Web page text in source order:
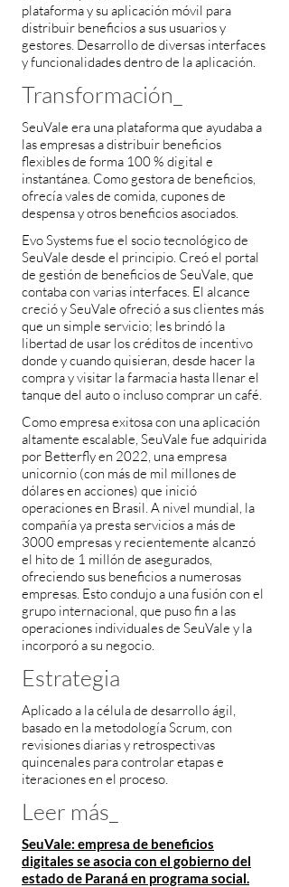
plataforma y su aplicación móvil para
distribuir beneficios a sus usuarios y
gestores. Desarrollo de diversas interfaces
y funcionalidades dentro de la aplicación.
Transformación_
SeuVale era una plataforma que ayudaba a
las empresas a distribuir beneficios
flexibles de forma 100 % digital e
instantánea. Como gestora de beneficios,
ofrecía vales de comida, cupones de
despensa y otros beneficios asociados.
Evo Systems fue el socio tecnológico de
SeuVale desde el principio. Creó el portal
de gestión de beneficios de SeuVale, que
contaba con varias interfaces. El alcance
creció y SeuVale ofreció a sus clientes más
que un simple servicio; les brindó la
libertad de usar los créditos de incentivo
donde y cuando quisieran, desde hacer la
compra y visitar la farmacia hasta llenar el
tanque del auto o incluso comprar un café.
Como empresa exitosa con una aplicación
altamente escalable, SeuVale fue adquirida
por Betterfly en 2022, una empresa
unicornio (con más de mil millones de
dólares en acciones) que inició
operaciones en Brasil. A nivel mundial, la
compañía ya presta servicios a más de
3000 empresas y recientemente alcanzó
el hito de 1 millón de asegurados,
ofreciendo sus beneficios a numerosas
empresas. Esto condujo a una fusión con el
grupo internacional, que puso fin a las
operaciones individuales de SeuVale y la
incorporó a su negocio.
Estrategia
Aplicado a la célula de desarrollo ágil,
basado en la metodología Scrum, con
revisiones diarias y retrospectivas
quincenales para controlar etapas e
iteraciones en el proceso.
Leer más_
SeuVale: empresa de beneficios
digitales se asocia con el gobierno del
estado de Paraná en programa social.